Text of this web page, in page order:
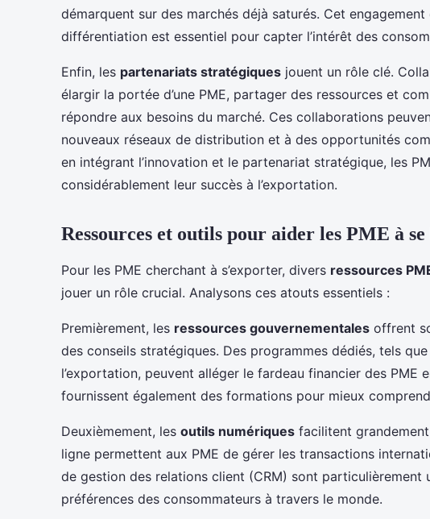
démarquent sur des marchés déjà saturés. Cet engagement
différentiation est essentiel pour capter l’intérêt des
Enfin, les partenariats stratégiques jouent un rôle clé.
élargir la portée d’une PME, partager des ressources et
répondre aux besoins du marché. Ces collaborations
nouveaux réseaux de distribution et à des opportunités
en intégrant l’innovation et le partenariat stratégique, les
considérablement leur succès à l’exportation.
Ressources et outils pour aider les PME à
Pour les PME cherchant à s’exporter, divers ressources
jouer un rôle crucial. Analysons ces atouts essentiels :
Premièrement, les ressources gouvernementales offrent
des conseils stratégiques. Des programmes dédiés, tels
l’exportation, peuvent alléger le fardeau financier des PME
fournissent également des formations pour mieux
Deuxièmement, les outils numériques facilitent
ligne permettent aux PME de gérer les transactions
de gestion des relations client (CRM) sont particulièrement
préférences des consommateurs à travers le monde.